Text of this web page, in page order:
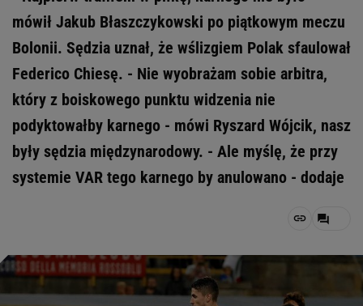
mówił Jakub Błaszczykowski po piątkowym meczu
Bolonii. Sędzia uznał, że wślizgiem Polak sfaulował
Federico Chiesę. - Nie wyobrażam sobie arbitra,
który z boiskowego punktu widzenia nie
podyktowałby karnego - mówi Ryszard Wójcik, nasz
były sędzia międzynarodowy. - Ale myślę, że przy
systemie VAR tego karnego by anulowano - dodaje